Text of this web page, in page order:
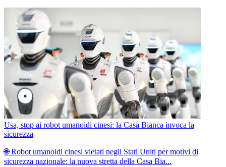
Usa, stop ai robot umanoidi cinesi: la Casa Bianca invoca la
sicurezza
🌐 Robot umanoidi cinesi vietati negli Stati Uniti per motivi di
sicurezza nazionale: la nuova stretta della Casa Bia...